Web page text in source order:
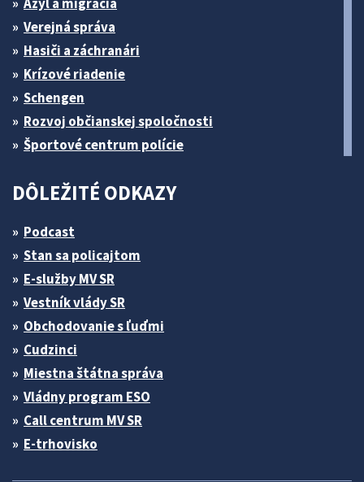
Azyl a migrácia
Verejná správa
Hasiči a záchranári
Krízové riadenie
Schengen
Rozvoj občianskej spoločnosti
Športové centrum polície
DÔLEŽITÉ ODKAZY
Podcast
Stan sa policajtom
E-služby MV SR
Vestník vlády SR
Obchodovanie s ľuďmi
Cudzinci
Miestna štátna správa
Vládny program ESO
Call centrum MV SR
E-trhovisko